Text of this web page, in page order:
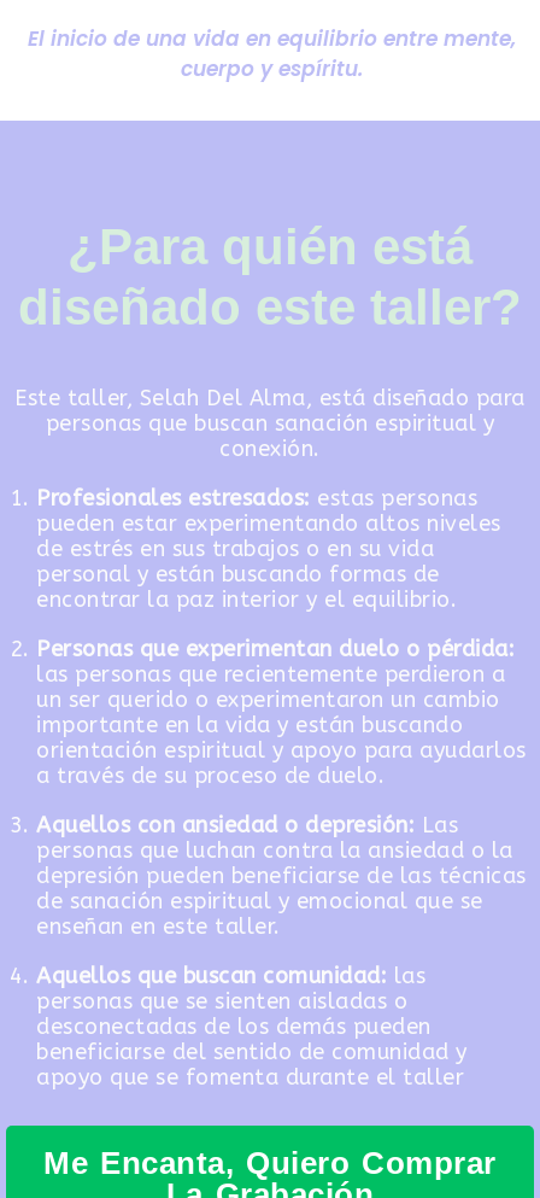
El inicio de una vida en equilibrio entre mente,
cuerpo y espíritu.
¿Para quién está
diseñado este taller?
Este taller, Selah Del Alma, está diseñado para
personas que buscan sanación espiritual y
conexión.
Profesionales estresados: estas personas
pueden estar experimentando altos niveles
de estrés en sus trabajos o en su vida
personal y están buscando formas de
encontrar la paz interior y el equilibrio.
Personas que experimentan duelo o pérdida:
las personas que recientemente perdieron a
un ser querido o experimentaron un cambio
importante en la vida y están buscando
orientación espiritual y apoyo para ayudarlos
a través de su proceso de duelo.
Aquellos con ansiedad o depresión: Las
personas que luchan contra la ansiedad o la
depresión pueden beneficiarse de las técnicas
de sanación espiritual y emocional que se
enseñan en este taller.
Aquellos que buscan comunidad: las
personas que se sienten aisladas o
desconectadas de los demás pueden
beneficiarse del sentido de comunidad y
apoyo que se fomenta durante el taller
Me Encanta, Quiero Comprar